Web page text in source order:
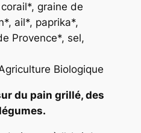
graine de
ail*, paprika*,
Provence*, sel,
Biologique
du pain grillé, des